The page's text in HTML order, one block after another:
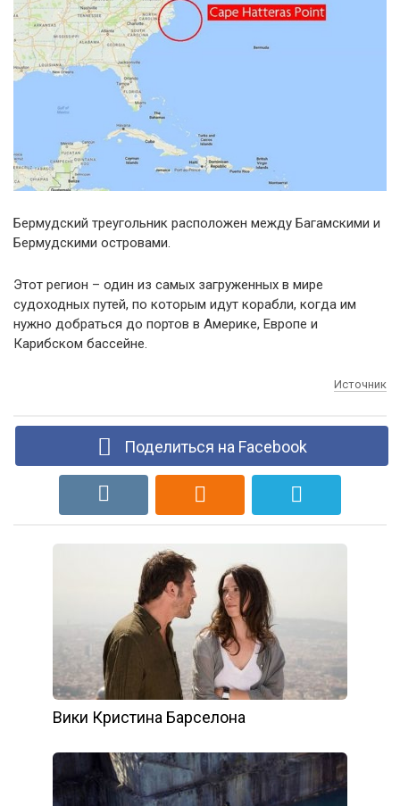
Бермудский треугольник расположен между Багамскими и
Бермудскими островами.
Этот регион – один из самых загруженных в мире
судоходных путей, по которым идут корабли, когда им
нужно добраться до портов в Америке, Европе и
Карибском бассейне.
Источник
Поделиться на Facebook
Вики Кристина Барселона